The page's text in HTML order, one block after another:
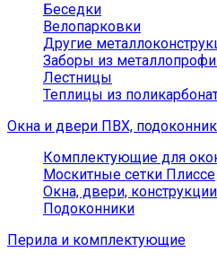
Беседки
Велопарковки
Другие
Заборы из
Лестницы
Теплицы из
Окна и двери ПВХ,
Комплектующие для
Москитные сетки Плиссе
Окна, двери,
Подоконники
Перила и комплектующие